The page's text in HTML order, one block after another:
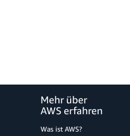
Mehr über
AWS erfahren
Was ist AWS?